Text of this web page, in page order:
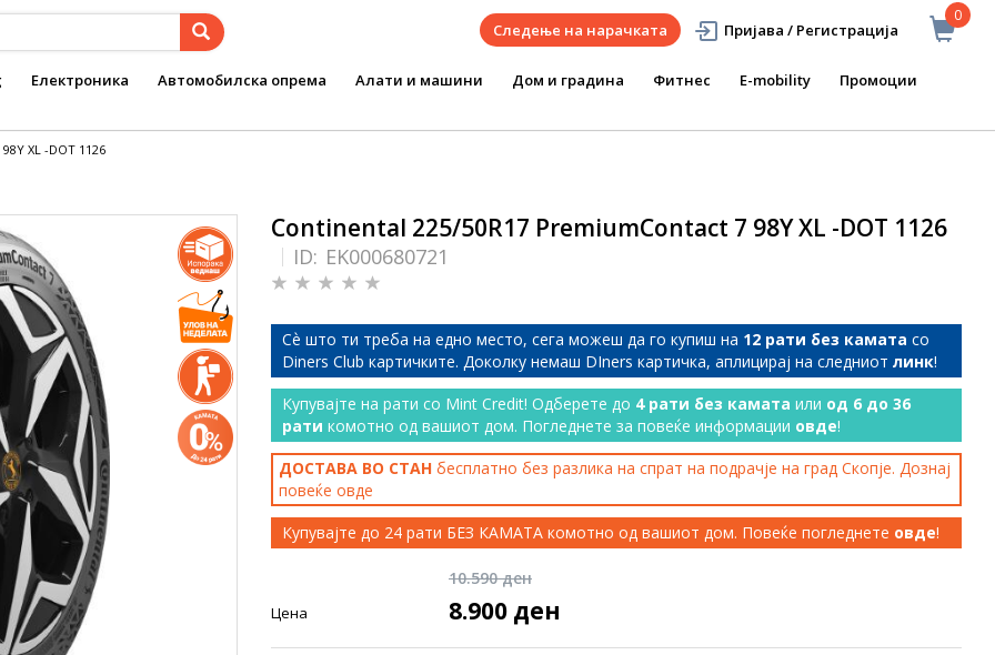
0
Следење на нарачката Пријава / Регистрација
Електроника Автомобилска опрема Алати и машини Дом и градина Фитнес E-mobility Промоции
XL -DOT 1126
Continental 225/50R17 PremiumContact 7 98Y XL -DOT 1126
ID: EK000680721
Сѐ што ти треба на едно место, сега можеш да го купиш на 12 рати без камата со
Diners Club картичките. Доколку немаш DIners картичка, аплицирај на следниот линк!
Купувајте на рати со Mint Credit! Одберете до 4 рати без камата или од 6 до 36
рати комотно од вашиот дом. Погледнете за повеќе информации овде!
ДОСТАВА ВО СТАН бесплатно без разлика на спрат на подрачје на град Скопје. Дознај
повеќе овде
Купувајте до 24 рати БЕЗ КАМАТА комотно од вашиот дом. Повеќе погледнете овде!
10.590 ден
Цена 8.900 ден